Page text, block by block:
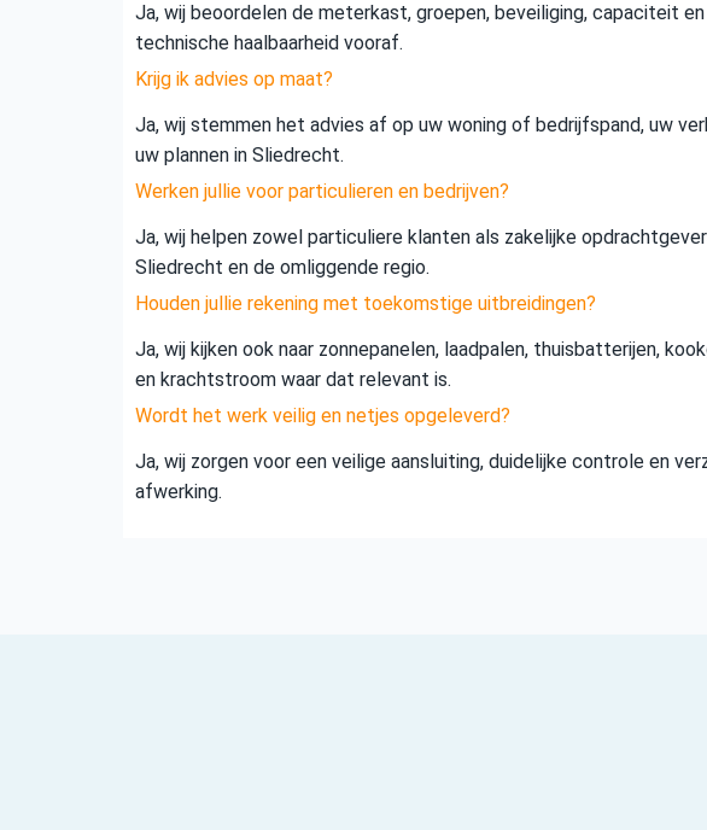
Ja, wij beoordelen de meterkast, groepen, beveiliging, capaciteit en
technische haalbaarheid vooraf.
Krijg ik advies op maat?
Ja, wij stemmen het advies af op uw woning of bedrijfspand, uw
uw plannen in Sliedrecht.
Werken jullie voor particulieren en bedrijven?
Ja, wij helpen zowel particuliere klanten als zakelijke
Sliedrecht en de omliggende regio.
Houden jullie rekening met toekomstige uitbreidingen?
Ja, wij kijken ook naar zonnepanelen, laadpalen, thuisbatterijen,
en krachtstroom waar dat relevant is.
Wordt het werk veilig en netjes opgeleverd?
Ja, wij zorgen voor een veilige aansluiting, duidelijke controle en
afwerking.